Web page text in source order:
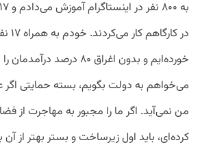
در
خورده‌ایم و بدون اغراق ۸۰
می‌خواهم به دولت بگویم، بسته حمایتی اگر
من نمی‌آید. اگر ما را مجبور به مهاجرت از
کرده‌ای، باید اول زیرساخت و بستر بهتر از